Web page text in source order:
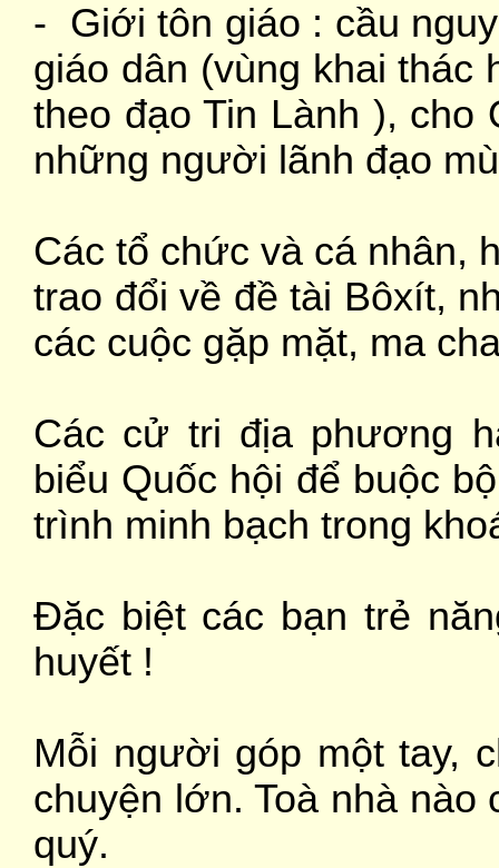
- Giới tôn giáo : cầu
giáo dân (vùng khai thác
theo đạo Tin Lành ), cho
những người lãnh đạo
Các tổ chức và cá nhân,
trao đổi về đề tài Bôxít,
các cuộc gặp mặt, ma
Các cử tri địa phương
biểu Quốc hội để buộc
trình minh bạch trong
Đặc biệt các bạn trẻ
huyết !
Mỗi người góp một tay,
chuyện lớn. Toà nhà
quý.